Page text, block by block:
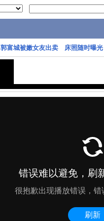
郭富城被嫩女友出卖 床照随时曝光